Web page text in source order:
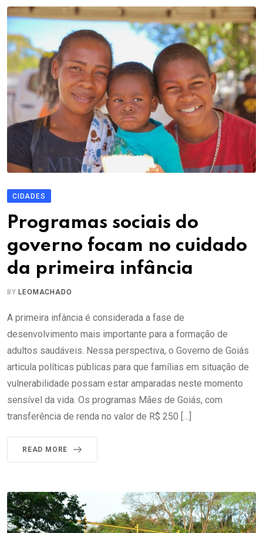
CIDADES
Programas sociais do
governo focam no cuidado
da primeira infância
BYLEOMACHADO
A primeira infância é considerada a fase de
desenvolvimento mais importante para a formação de
adultos saudáveis. Nessa perspectiva, o Governo de Goiás
articula políticas públicas para que famílias em situação de
vulnerabilidade possam estar amparadas neste momento
sensível da vida. Os programas Mães de Goiás, com
transferência de renda no valor de R$ 250 […]
READ MORE